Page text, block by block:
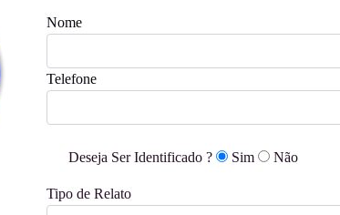
Nome
Telefone
Deseja Ser Identificado ? Sim Não
Tipo de Relato